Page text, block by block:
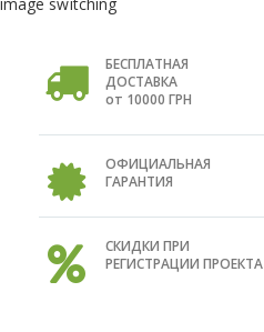
БЕСПЛАТНАЯ
ДОСТАВКА
от 10000 ГРН
ОФИЦИАЛЬНАЯ
ГАРАНТИЯ
СКИДКИ ПРИ
РЕГИСТРАЦИИ ПРОЕКТА